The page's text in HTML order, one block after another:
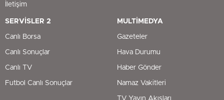
İletişim
SERVİSLER 2
Canlı Borsa
Canlı Sonuçlar
Canlı TV
Futbol Canlı Sonuçlar
MULTİMEDYA
Gazeteler
Hava Durumu
Haber Gönder
Namaz Vakitleri
TV Yayın Akışları